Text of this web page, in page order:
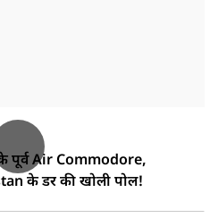
पूर्व Air Commodore,
के डर की खोली पोल!